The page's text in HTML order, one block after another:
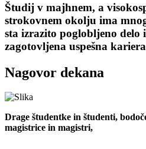
Študij v majhnem, a
strokovnem okolju ima
sta izrazito poglobljeno delo
zagotovljena uspešna
Nagovor dekana
Drage študentke in študenti,
magistrice in magistri,